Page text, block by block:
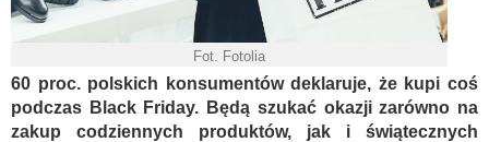
Fot. Fotolia
60 proc. polskich konsumentów deklaruje, że kupi coś
podczas Black Friday. Będą szukać okazji zarówno na
zakup codziennych produktów, jak i świątecznych